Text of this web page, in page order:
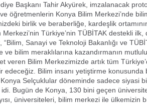
Başkanı Tahir Akyürek, imzalanacak
öğretmenlerin Konya Bilim Merkezi’nde
birlik ve beraberliğe, kardeşlik
Türkiye’nin TÜBİTAK destekli ilk,
Sanayi ve Teknoloji Bakanlığı ve
bilim meraklılarına kazandırmanın
veren Bilim Merkezimizde artık tüm
edeceğiz. Bilim insanı yetiştirme
Konya Selçuklular döneminde sadece siyasi
Bugün de Konya, 130 bini geçen
üniversiteleri, bilim merkezi ile ülkemizin